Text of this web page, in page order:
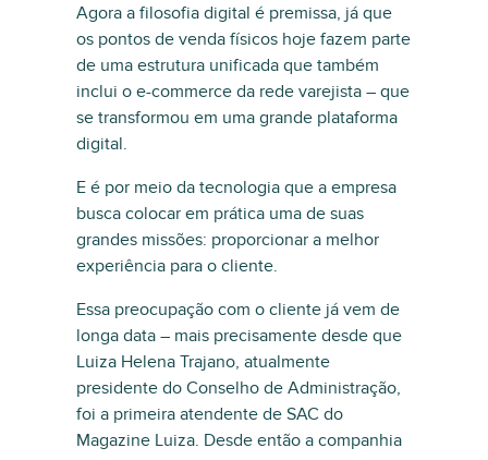
Agora a filosofia digital é premissa, já que
os pontos de venda físicos hoje fazem parte
de uma estrutura unificada que também
inclui o e-commerce da rede varejista – que
se transformou em uma grande plataforma
digital.
E é por meio da tecnologia que a empresa
busca colocar em prática uma de suas
grandes missões: proporcionar a melhor
experiência para o cliente.
Essa preocupação com o cliente já vem de
longa data – mais precisamente desde que
Luiza Helena Trajano, atualmente
presidente do Conselho de Administração,
foi a primeira atendente de SAC do
Magazine Luiza. Desde então a companhia